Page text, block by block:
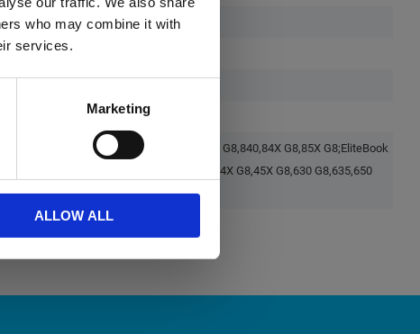
who may combine it with
services.
Marketing
ALLOW ALL
x360;Elite x2;EliteBook 83X G8,840,84X G8,85X G8;EliteBook
x360;Pro c640 G2,c645;ProBook 430 G8,44X G8,45X G8,630 G8,635,650
x360;ZBook Firefly 14 G8